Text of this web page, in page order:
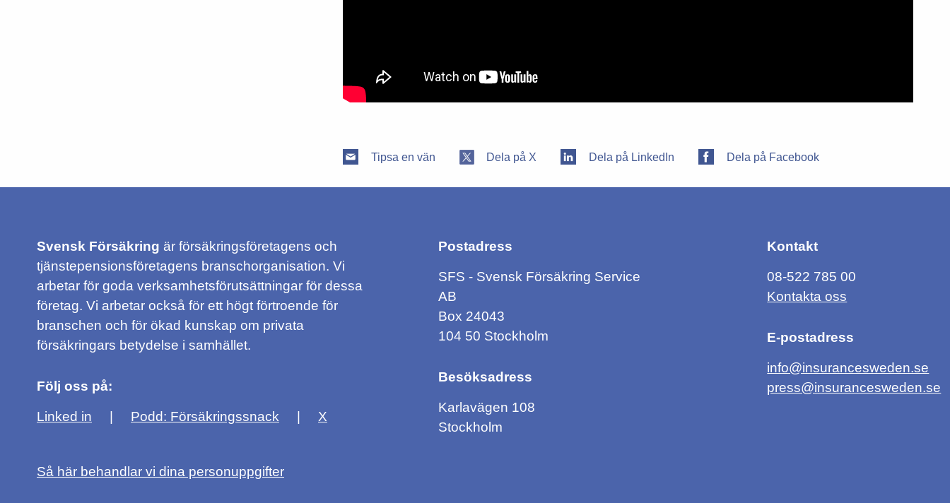
Tipsa en vän Dela på X Dela på LinkedIn Dela på Facebook
Svensk Försäkring är försäkringsföretagens och
tjänstepensionsföretagens branschorganisation. Vi
arbetar för goda verksamhetsförutsättningar för dessa
företag. Vi arbetar också för ett högt förtroende för
branschen och för ökad kunskap om privata
försäkringars betydelse i samhället.
Följ oss på:
Linked in Podd: Försäkringssnack X
Postadress
SFS - Svensk Försäkring Service
AB
Box 24043
104 50 Stockholm
Besöksadress
Karlavägen 108
Stockholm
Kontakt
08-522 785 00
Kontakta oss
E-postadress
info@insurancesweden.se
press@insurancesweden.se
Så här behandlar vi dina personuppgifter